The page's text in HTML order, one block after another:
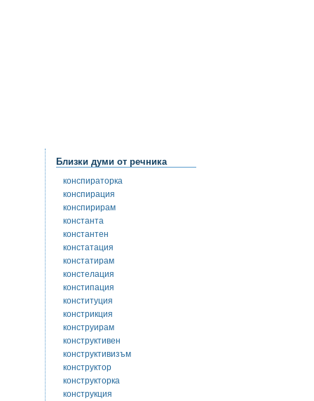
Близки думи от речника
конспираторка
конспирация
конспирирам
константа
константен
констатация
констатирам
констелация
констипация
конституция
констрикция
конструирам
конструктивен
конструктивизъм
конструктор
конструкторка
конструкция